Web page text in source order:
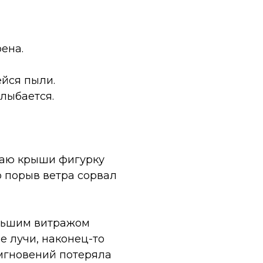
пыли.
крыши фигурку
ветра сорвал
витражом
лучи, наконец-то
потеряла